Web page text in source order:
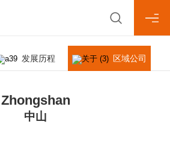
发展历程 区域公司
Zhongshan
中山